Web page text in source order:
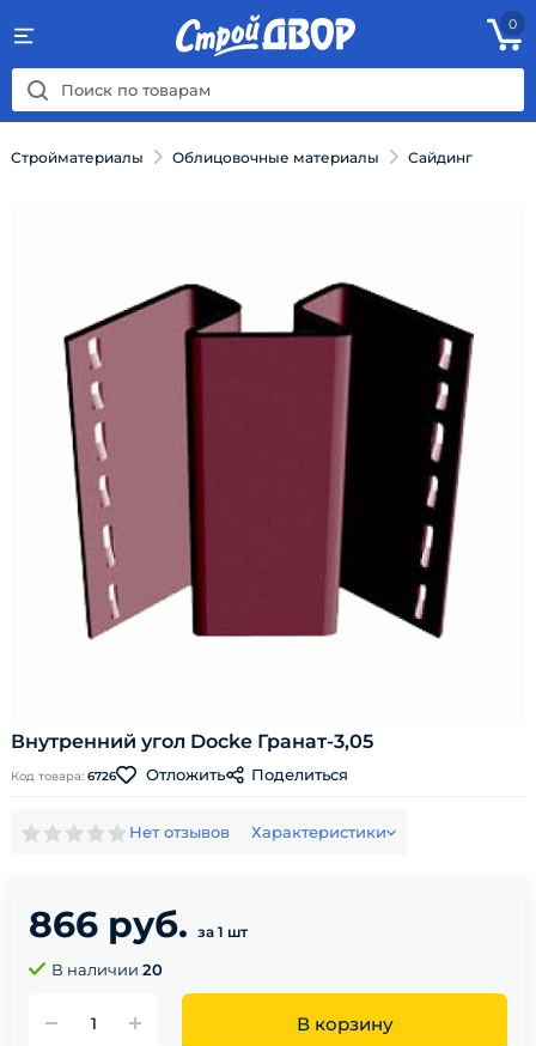
0
Стройматериалы Облицовочные материалы Сайдинг
Внутренний угол Docke Гранат-3,05
Код товара: 6726 Отложить Поделиться
Нет отзывов Характеристики
866 руб. за 1 шт
В наличии 20
В корзину